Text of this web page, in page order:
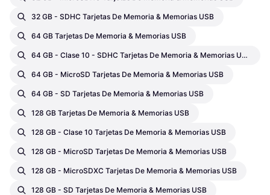
32 GB - SDHC Tarjetas De Memoria & Memorias USB
64 GB Tarjetas De Memoria & Memorias USB
64 GB - Clase 10 - SDHC Tarjetas De Memoria & Memorias USB
64 GB - MicroSD Tarjetas De Memoria & Memorias USB
64 GB - SD Tarjetas De Memoria & Memorias USB
128 GB Tarjetas De Memoria & Memorias USB
128 GB - Clase 10 Tarjetas De Memoria & Memorias USB
128 GB - MicroSD Tarjetas De Memoria & Memorias USB
128 GB - MicroSDXC Tarjetas De Memoria & Memorias USB
128 GB - SD Tarjetas De Memoria & Memorias USB